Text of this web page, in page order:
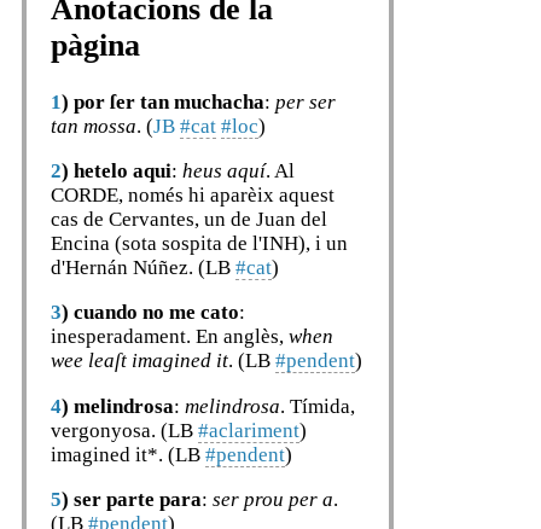
Anotacions de la
pàgina
1) por ſer tan muchacha: per ser
tan mossa. (JB #cat #loc)
2) hetelo aqui: heus aquí. Al
CORDE, només hi aparèix aquest
cas de Cervantes, un de Juan del
Encina (sota sospita de l'INH), i un
d'Hernán Núñez. (LB #cat)
3) cuando no me cato:
inesperadament. En anglès, when
wee leaſt imagined it. (LB #pendent)
4) melindrosa: melindrosa. Tímida,
vergonyosa. (LB #aclariment)
imagined it*. (LB #pendent)
5) ser parte para: ser prou per a.
(LB #pendent)